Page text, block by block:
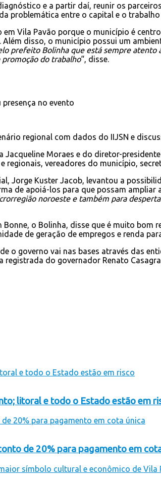
e a partir daí, reunir os
problemática entre o capital e o
Vila Pavão porque o município é
disso, o município possui um
prefeito Bolinha que está sempre
promoção do trabalho“, disse.
no evento
regional com dados do IIJSN e
Moraes e do diretor-
regionais, vereadores do município,
Jorge Kuster Jacob, levantou a
de apoiá-los para que possam ampliar
noroeste e também para
o Bolinha, disse que é muito
de geração de empregos e renda
o governo vai nas bases através das
do governador Renato
litoral e todo o Estado estão em
de 20% para pagamento em